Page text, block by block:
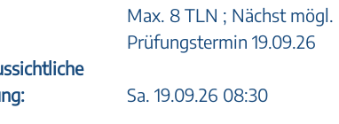
Max. 8 TLN ; Nächst mögl.
Prüfungstermin 19.09.26
Sa. 19.09.26 08:30